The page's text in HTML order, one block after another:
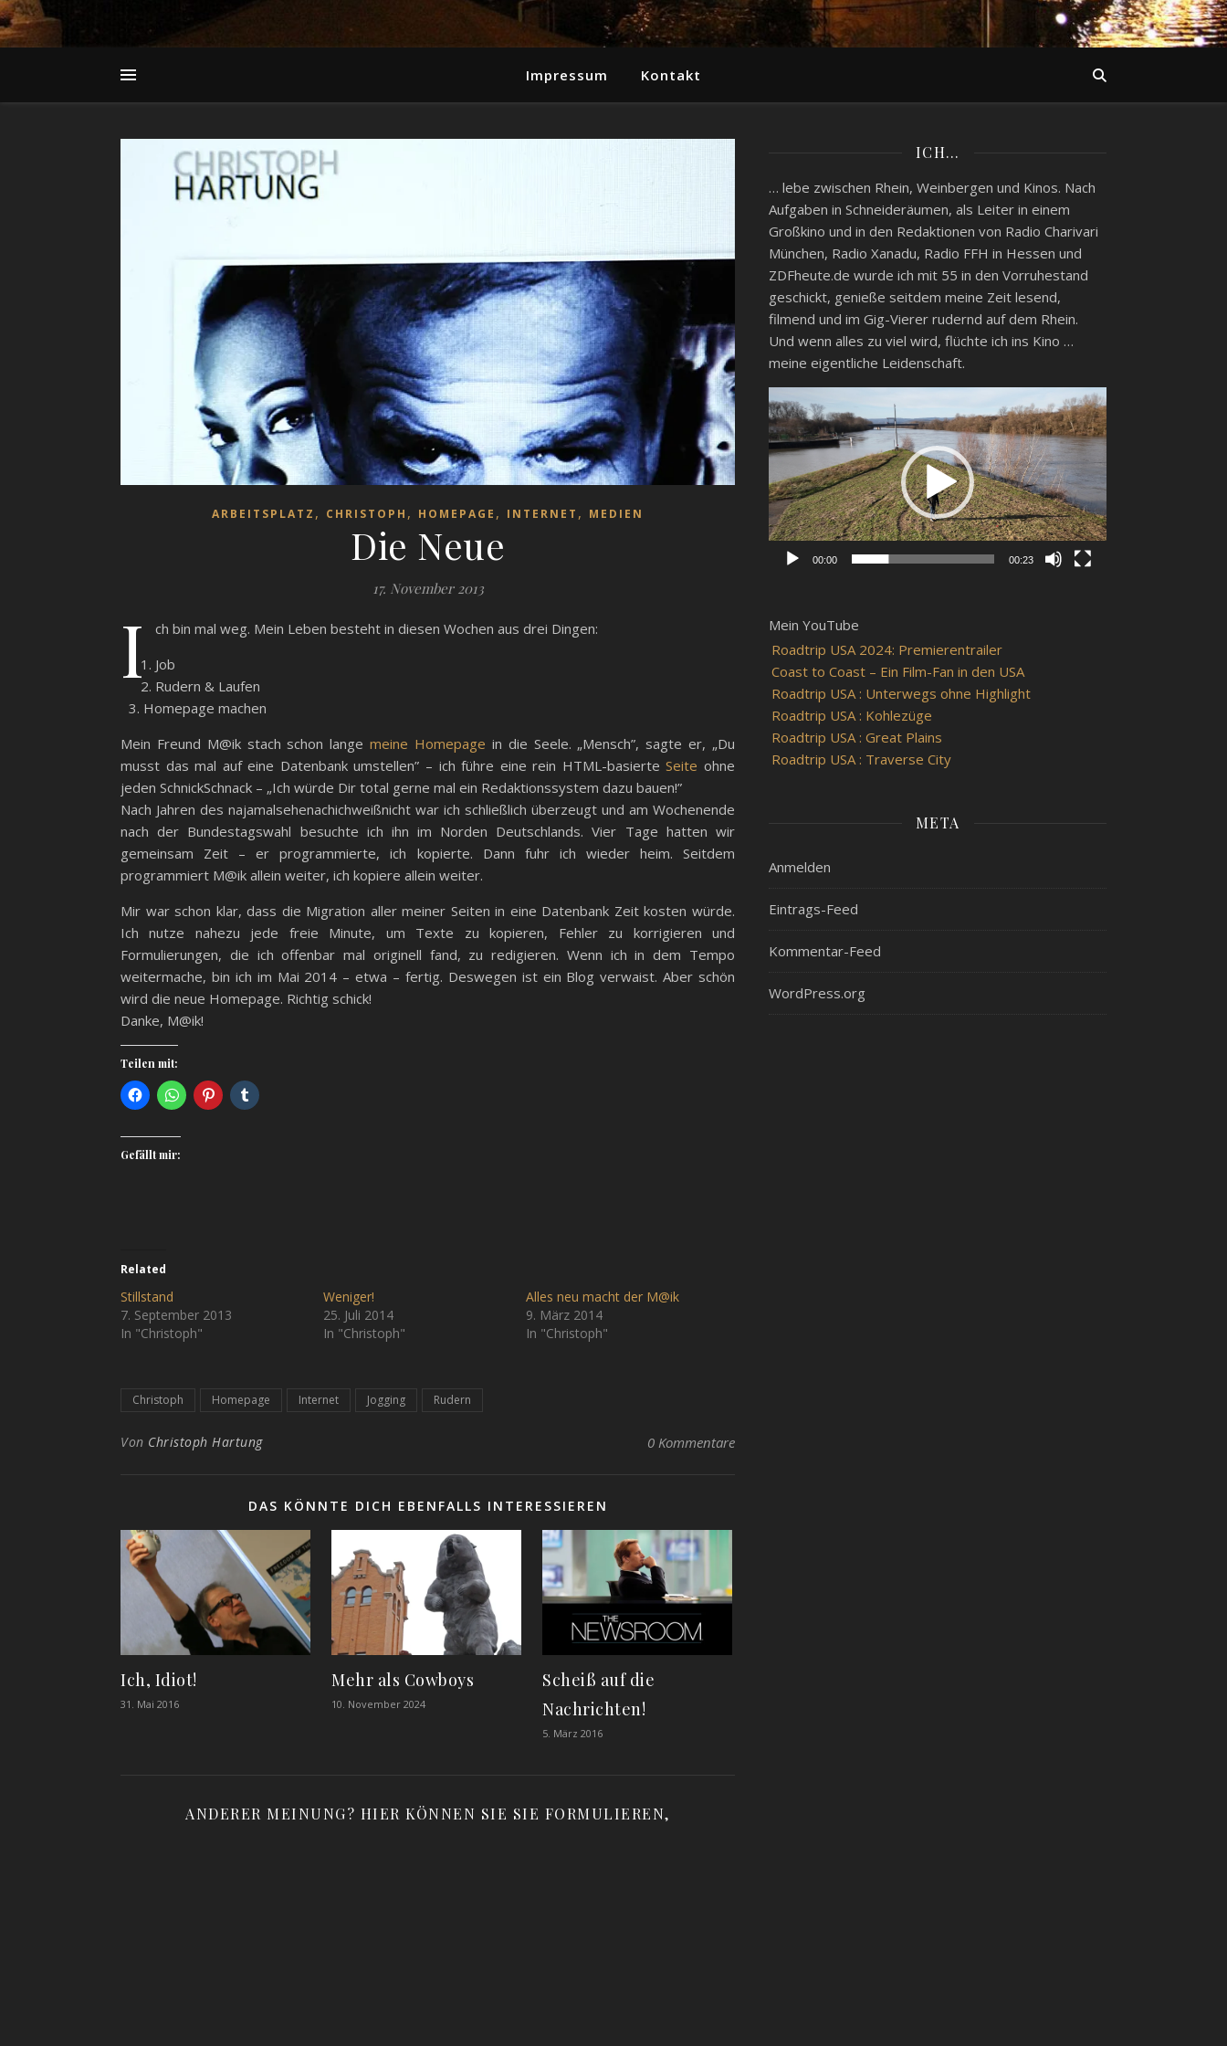
Impressum Kontakt
ARBEITSPLATZ , CHRISTOPH , HOMEPAGE , INTERNET , MEDIEN
Die Neue
17. November 2013
I ch bin mal weg. Mein Leben besteht in diesen Wochen aus drei Dingen:
Job
Rudern & Laufen
Homepage machen
Mein Freund M@ik stach schon langemeine Homepage in die Seele. „Mensch”, sagte er, „Du
musst das mal auf eine Datenbank umstellen” – ich führe eine rein HTML-basierteSeite ohne
jeden SchnickSchnack – „Ich würde Dir total gerne mal ein Redaktionssystem dazu bauen!”
Nach Jahren des najamalsehenachichweißnicht war ich schließlich überzeugt und am Wochenende
nach der Bundestagswahl besuchte ich ihn im Norden Deutschlands. Vier Tage hatten wir
gemeinsam Zeit – er programmierte, ich kopierte. Dann fuhr ich wieder heim. Seitdem
programmiert M@ik allein weiter, ich kopiere allein weiter.
Mir war schon klar, dass die Migration aller meiner Seiten in eine Datenbank Zeit kosten würde.
Ich nutze nahezu jede freie Minute, um Texte zu kopieren, Fehler zu korrigieren und
Formulierungen, die ich offenbar mal originell fand, zu redigieren. Wenn ich in dem Tempo
weitermache, bin ich im Mai 2014 – etwa – fertig. Deswegen ist ein Blog verwaist. Aber schön
wird die neue Homepage. Richtig schick!
Danke, M@ik!
Teilen mit:
Gefällt mir:
Related
Stillstand
7. September 2013
In "Christoph"
Weniger!
25. Juli 2014
In "Christoph"
Alles neu macht der M@ik
9. März 2014
In "Christoph"
Christoph Homepage Internet Jogging Rudern
Von Christoph Hartung 0 Kommentare
DAS KÖNNTE DICH EBENFALLS INTERESSIEREN
Ich, Idiot!
31. Mai 2016
Mehr als Cowboys
10. November 2024
Scheiß auf die
Nachrichten!
5. März 2016
ANDERER MEINUNG? HIER KÖNNEN SIE SIE FORMULIEREN,
ICH…
… lebe zwischen Rhein, Weinbergen und Kinos. Nach
Aufgaben in Schneideräumen, als Leiter in einem
Großkino und in den Redaktionen von Radio Charivari
München, Radio Xanadu, Radio FFH in Hessen und
ZDFheute.de wurde ich mit 55 in den Vorruhestand
geschickt, genieße seitdem meine Zeit lesend,
filmend und im Gig-Vierer rudernd auf dem Rhein.
Und wenn alles zu viel wird, flüchte ich ins Kino …
meine eigentliche Leidenschaft.
Video-
Player
00:00 00:23
Mein YouTube
Roadtrip USA 2024: Premierentrailer
Coast to Coast – Ein Film-Fan in den USA
Roadtrip USA : Unterwegs ohne Highlight
Roadtrip USA : Kohlezüge
Roadtrip USA : Great Plains
Roadtrip USA : Traverse City
META
Anmelden
Eintrags-Feed
Kommentar-Feed
WordPress.org